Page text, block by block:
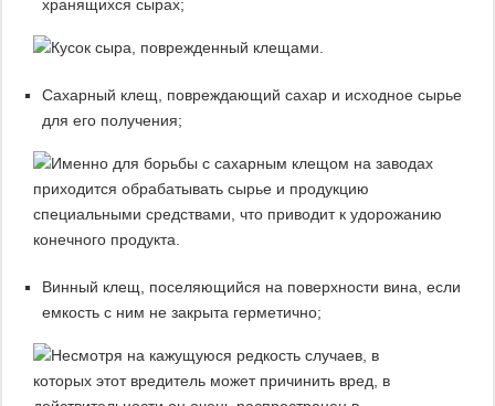
хранящихся сырах;
Сахарный клещ, повреждающий сахар и исходное сырье
для его получения;
Винный клещ, поселяющийся на поверхности вина, если
емкость с ним не закрыта герметично;